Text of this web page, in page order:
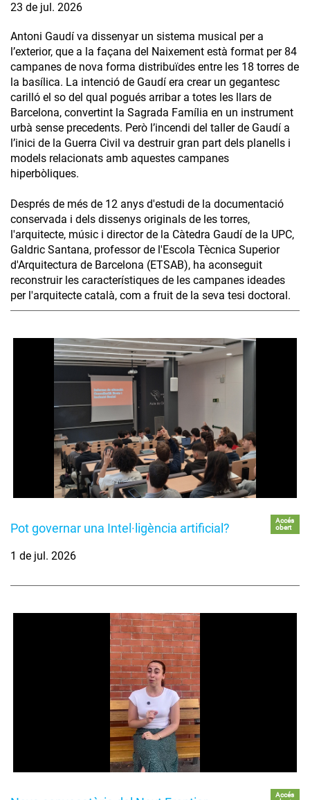
23 de jul. 2026
Antoni Gaudí va dissenyar un sistema musical per a
l’exterior, que a la façana del Naixement està format per 84
campanes de nova forma distribuïdes entre les 18 torres de
la basílica. La intenció de Gaudí era crear un gegantesc
carilló el so del qual pogués arribar a totes les llars de
Barcelona, convertint la Sagrada Família en un instrument
urbà sense precedents. Però l’incendi del taller de Gaudí a
l’inici de la Guerra Civil va destruir gran part dels planells i
models relacionats amb aquestes campanes
hiperbòliques.
Després de més de 12 anys d'estudi de la documentació
conservada i dels dissenys originals de les torres,
l'arquitecte, músic i director de la Càtedra Gaudí de la UPC,
Galdric Santana, professor de l'Escola Tècnica Superior
d'Arquitectura de Barcelona (ETSAB), ha aconseguit
reconstruir les característiques de les campanes ideades
per l'arquitecte català, com a fruit de la seva tesi doctoral.
Pot governar una Intel·ligència artificial?
Accés
obert
1 de jul. 2026
Accés